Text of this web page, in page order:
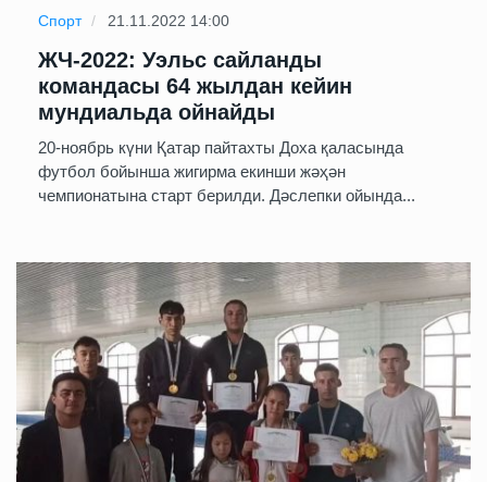
Спорт 21.11.2022 14:00
ЖЧ-2022: Уэльс сайланды
командасы 64 жылдан кейин
мундиальда ойнайды
20-ноябрь күни Қатар пайтахты Доха қаласында
футбол бойынша жигирма екинши жәҳән
чемпионатына старт берилди. Дәслепки ойында...